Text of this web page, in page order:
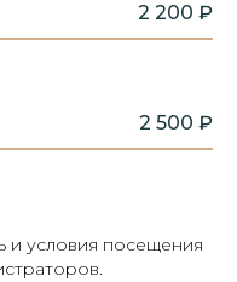
2 200 ₽
2 500 ₽
и условия посещения